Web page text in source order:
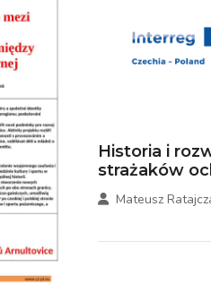
Historia i
strażaków
Mateusz